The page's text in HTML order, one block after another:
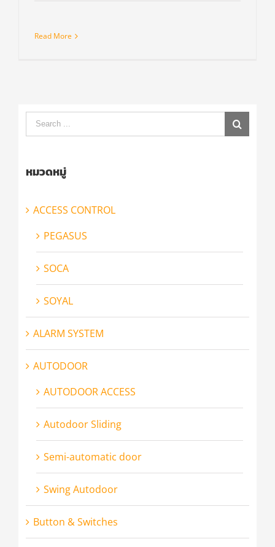
Read More
Search
for:
หมวดหมู่
ACCESS CONTROL
PEGASUS
SOCA
SOYAL
ALARM SYSTEM
AUTODOOR
AUTODOOR ACCESS
Autodoor Sliding
Semi-automatic door
Swing Autodoor
Button & Switches